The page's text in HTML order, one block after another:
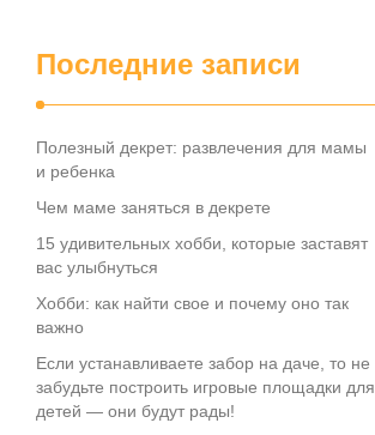
Последние записи
Полезный декрет: развлечения для мамы
и ребенка
Чем маме заняться в декрете
15 удивительных хобби, которые заставят
вас улыбнуться
Хобби: как найти свое и почему оно так
важно
Если устанавливаете забор на даче, то не
забудьте построить игровые площадки для
детей — они будут рады!